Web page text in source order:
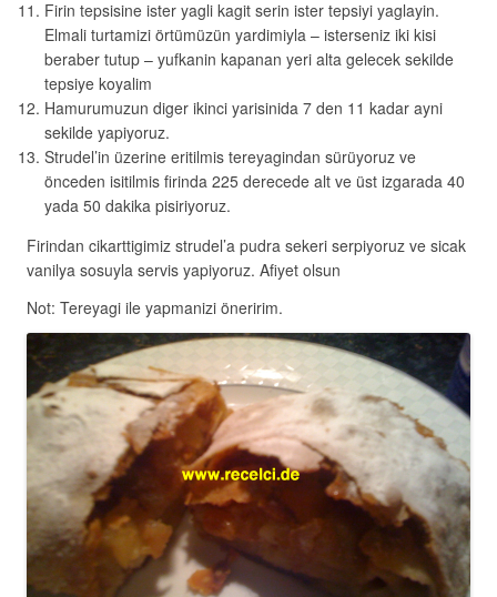
Firin tepsisine ister yagli kagit serin ister tepsiyi yaglayin.
Elmali turtamizi örtümüzün yardimiyla – isterseniz iki kisi
beraber tutup – yufkanin kapanan yeri alta gelecek sekilde
tepsiye koyalim
Hamurumuzun diger ikinci yarisinida 7 den 11 kadar ayni
sekilde yapiyoruz.
Strudel’in üzerine eritilmis tereyagindan sürüyoruz ve
önceden isitilmis firinda 225 derecede alt ve üst izgarada 40
yada 50 dakika pisiriyoruz.
Firindan cikarttigimiz strudel’a pudra sekeri serpiyoruz ve sicak
vanilya sosuyla servis yapiyoruz. Afiyet olsun
Not: Tereyagi ile yapmanizi öneririm.